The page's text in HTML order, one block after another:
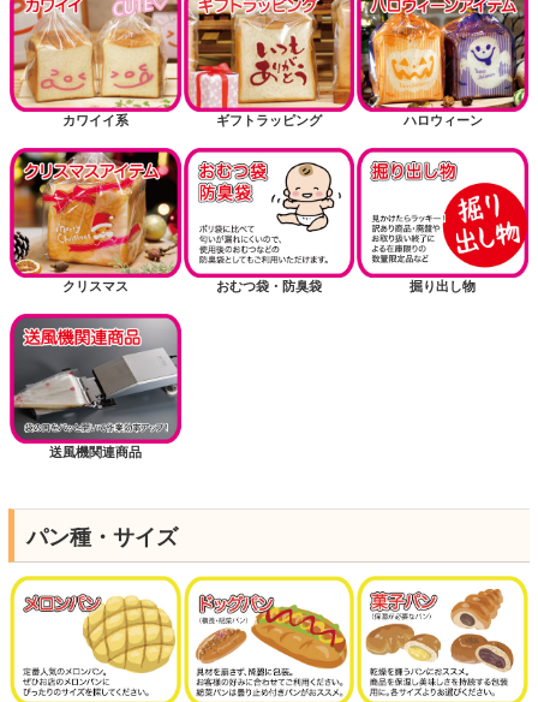
カワイイ系 ギフトラッピング ハロウィーン
クリスマス おむつ袋・防臭袋 掘り出し物
送風機関連商品
パン種・サイズ